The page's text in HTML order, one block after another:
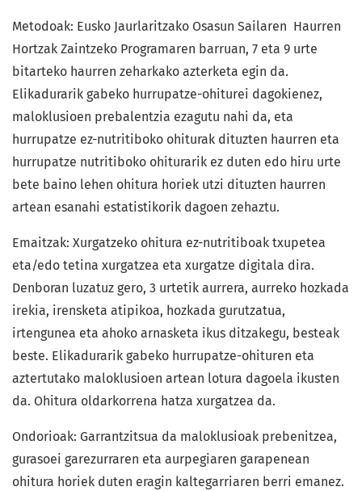
Metodoak: Eusko Jaurlaritzako Osasun Sailaren Haurren
Hortzak Zaintzeko Programaren barruan, 7 eta 9 urte
bitarteko haurren zeharkako azterketa egin da.
Elikadurarik gabeko hurrupatze-ohiturei dagokienez,
maloklusioen prebalentzia ezagutu nahi da, eta
hurrupatze ez-nutritiboko ohiturak dituzten haurren eta
hurrupatze nutritiboko ohiturarik ez duten edo hiru urte
bete baino lehen ohitura horiek utzi dituzten haurren
artean esanahi estatistikorik dagoen zehaztu.
Emaitzak: Xurgatzeko ohitura ez-nutritiboak txupetea
eta/edo tetina xurgatzea eta xurgatze digitala dira.
Denboran luzatuz gero, 3 urtetik aurrera, aurreko hozkada
irekia, irensketa atipikoa, hozkada gurutzatua,
irtengunea eta ahoko arnasketa ikus ditzakegu, besteak
beste. Elikadurarik gabeko hurrupatze-ohituren eta
aztertutako maloklusioen artean lotura dagoela ikusten
da. Ohitura oldarkorrena hatza xurgatzea da.
Ondorioak: Garrantzitsua da maloklusioak prebenitzea,
gurasoei garezurraren eta aurpegiaren garapenean
ohitura horiek duten eragin kaltegarriaren berri emanez.